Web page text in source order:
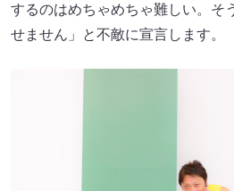
するのはめちゃめちゃ難しい。そ
せません」と不敵に宣言します。